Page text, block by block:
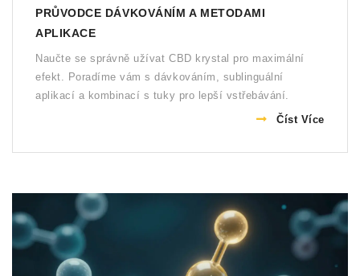
PRŮVODCE DÁVKOVÁNÍM A METODAMI
APLIKACE
Naučte se správně užívat CBD krystal pro maximální
efekt. Poradíme vám s dávkováním, sublinguální
aplikací a kombinací s tuky pro lepší vstřebávání.
Číst Více